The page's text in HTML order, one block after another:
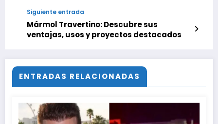
Siguiente entrada
Mármol Travertino: Descubre sus
ventajas, usos y proyectos destacados
ENTRADAS RELACIONADAS